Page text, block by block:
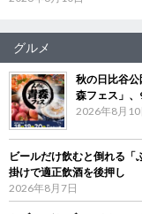
グルメ
秋の日比谷
森フェス」
2026年8月10
ビールだけ飲むと倒れる
掛けで適正飲酒を後押し
2026年8月7日